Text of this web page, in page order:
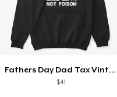
Fathers Day Dad Tax Vintage Papa T-Shirt
$41